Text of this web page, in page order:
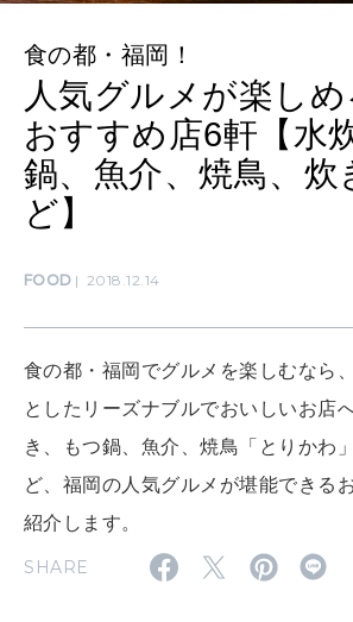
WORK&MONEY
いい人生って？
2026年9月号「北海道 おいしく遊ぶ、
2026年7月号「鎌倉 ローカルが 教えてくれ
2026年6月号「大銀座 トレンドが生まれる
2026年5月号「“大好き”に出会い
2026年4月号「未来をつくる、学び
MAGAZINE
食の都・福岡！
人気グルメが楽し
おすすめ店6軒【水
鍋、魚介、焼鳥、炊
ど】
FOOD 2018.12.14
食の都・福岡でグルメを楽しむなら
としたリーズナブルでおいしいお店
き、もつ鍋、魚介、焼鳥「とりかわ
ど、福岡の人気グルメが堪能できる
紹介します。
SHARE